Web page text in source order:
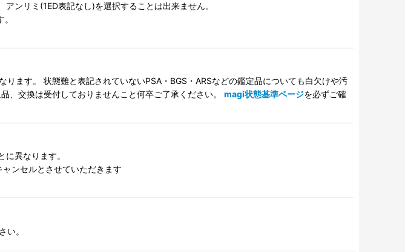
ンリミ(1ED表記なし)を選択することは出来ません。
ます。 状態難と表記されていないPSA・BGS・ARSなどの鑑定品についても白欠けや汚
、交換は受付しておりませんこと何卒ご了承ください。 magi状態基準ページを必ずご確
異なります。
ンセルとさせていただきます
い。